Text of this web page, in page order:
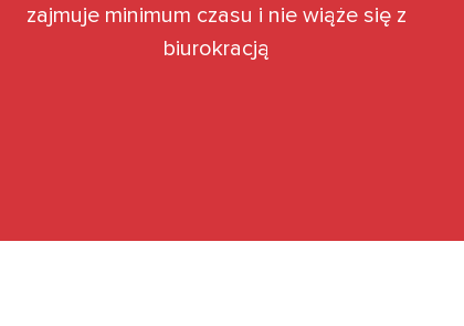
zajmuje minimum czasu i nie wiąże się z
biurokracją